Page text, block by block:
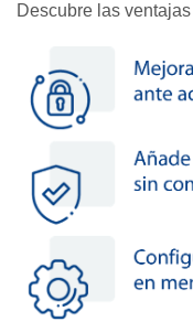
Descubre las